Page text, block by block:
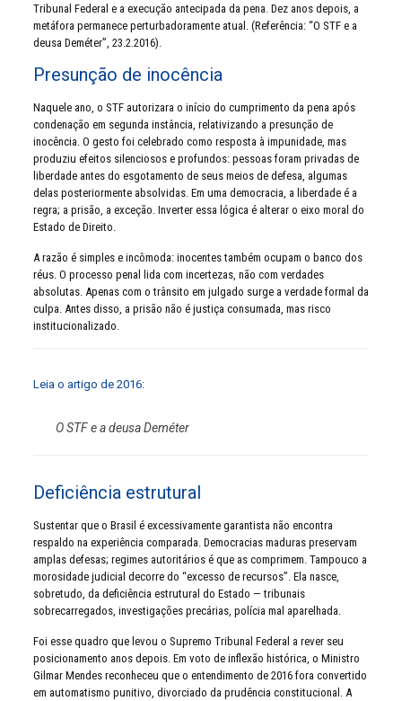
Tribunal Federal e a execução antecipada da pena. Dez anos depois, a
metáfora permanece perturbadoramente atual. (Referência: “O STF e a
deusa Deméter”, 23.2.2016).
Presunção de inocência
Naquele ano, o STF autorizara o início do cumprimento da pena após
condenação em segunda instância, relativizando a presunção de
inocência. O gesto foi celebrado como resposta à impunidade, mas
produziu efeitos silenciosos e profundos: pessoas foram privadas de
liberdade antes do esgotamento de seus meios de defesa, algumas
delas posteriormente absolvidas. Em uma democracia, a liberdade é a
regra; a prisão, a exceção. Inverter essa lógica é alterar o eixo moral do
Estado de Direito.
A razão é simples e incômoda: inocentes também ocupam o banco dos
réus. O processo penal lida com incertezas, não com verdades
absolutas. Apenas com o trânsito em julgado surge a verdade formal da
culpa. Antes disso, a prisão não é justiça consumada, mas risco
institucionalizado.
Leia o artigo de 2016:
O STF e a deusa Deméter
Deficiência estrutural
Sustentar que o Brasil é excessivamente garantista não encontra
respaldo na experiência comparada. Democracias maduras preservam
amplas defesas; regimes autoritários é que as comprimem. Tampouco a
morosidade judicial decorre do “excesso de recursos”. Ela nasce,
sobretudo, da deficiência estrutural do Estado — tribunais
sobrecarregados, investigações precárias, polícia mal aparelhada.
Foi esse quadro que levou o Supremo Tribunal Federal a rever seu
posicionamento anos depois. Em voto de inflexão histórica, o Ministro
Gilmar Mendes reconheceu que o entendimento de 2016 fora convertido
em automatismo punitivo, divorciado da prudência constitucional. A